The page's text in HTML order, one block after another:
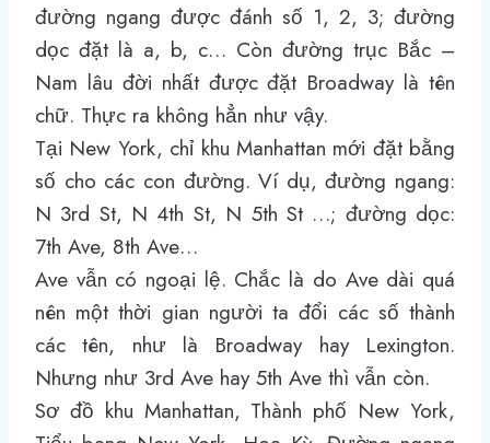
đường ngang được đánh số 1, 2, 3; đường
dọc đặt là a, b, c… Còn đường trục Bắc –
Nam lâu đời nhất được đặt Broadway là tên
chữ. Thực ra không hẳn như vậy.
Tại New York, chỉ khu Manhattan mới đặt bằng
số cho các con đường. Ví dụ, đường ngang:
N 3rd St, N 4th St, N 5th St …; đường dọc:
7th Ave, 8th Ave…
Ave vẫn có ngoại lệ. Chắc là do Ave dài quá
nên một thời gian người ta đổi các số thành
các tên, như là Broadway hay Lexington.
Nhưng như 3rd Ave hay 5th Ave thì vẫn còn.
Sơ đồ khu Manhattan, Thành phố New York,